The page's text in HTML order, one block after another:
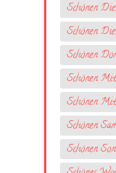
Schönen
Schönen
Schönen
Schönen
Schönen
Schönen
Schönen